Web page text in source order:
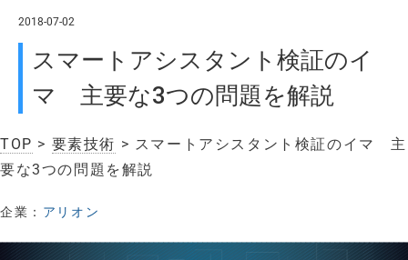
2018-07-02
スマートアシスタント検証のイ
マ 主要な3つの問題を解説
TOP > 要素技術 > スマートアシスタント検証のイマ 主
要な3つの問題を解説
企業： アリオン